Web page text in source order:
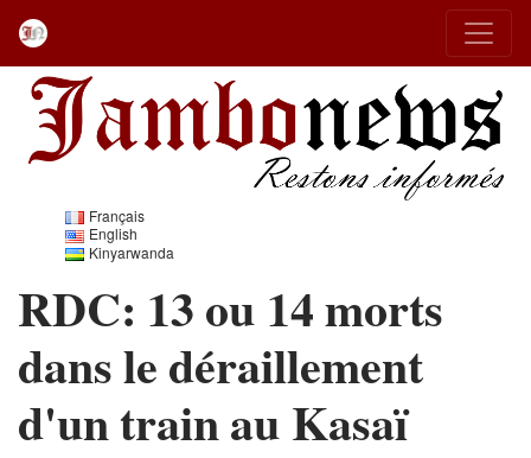
Français
English
Kinyarwanda
RDC: 13 ou 14 morts
dans le déraillement
d'un train au Kasaï